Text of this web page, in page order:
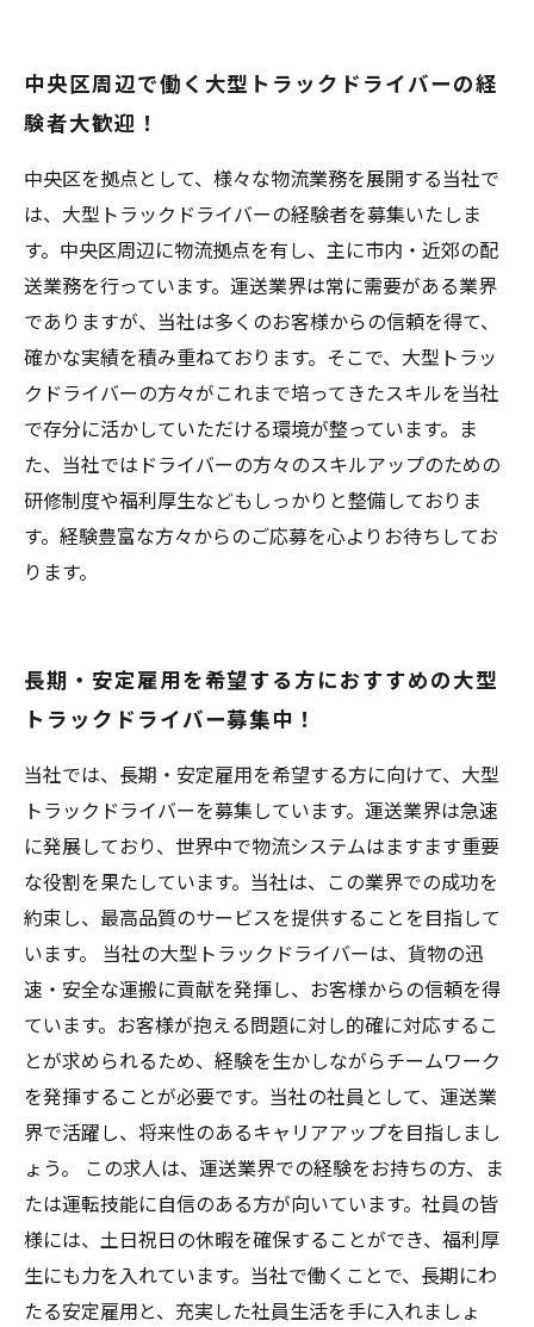
中央区周辺で働く大型トラックドライバーの経
験者大歓迎！
中央区を拠点として、様々な物流業務を展開する当社で
は、大型トラックドライバーの経験者を募集いたしま
す。中央区周辺に物流拠点を有し、主に市内・近郊の配
送業務を行っています。運送業界は常に需要がある業界
でありますが、当社は多くのお客様からの信頼を得て、
確かな実績を積み重ねております。そこで、大型トラッ
クドライバーの方々がこれまで培ってきたスキルを当社
で存分に活かしていただける環境が整っています。ま
た、当社ではドライバーの方々のスキルアップのための
研修制度や福利厚生などもしっかりと整備しておりま
す。経験豊富な方々からのご応募を心よりお待ちしてお
ります。
長期・安定雇用を希望する方におすすめの大型
トラックドライバー募集中！
当社では、長期・安定雇用を希望する方に向けて、大型
トラックドライバーを募集しています。運送業界は急速
に発展しており、世界中で物流システムはますます重要
な役割を果たしています。当社は、この業界での成功を
約束し、最高品質のサービスを提供することを目指して
います。 当社の大型トラックドライバーは、貨物の迅
速・安全な運搬に貢献を発揮し、お客様からの信頼を得
ています。お客様が抱える問題に対し的確に対応するこ
とが求められるため、経験を生かしながらチームワーク
を発揮することが必要です。当社の社員として、運送業
界で活躍し、将来性のあるキャリアアップを目指しまし
ょう。 この求人は、運送業界での経験をお持ちの方、ま
たは運転技能に自信のある方が向いています。社員の皆
様には、土日祝日の休暇を確保することができ、福利厚
生にも力を入れています。当社で働くことで、長期にわ
たる安定雇用と、充実した社員生活を手に入れましょ